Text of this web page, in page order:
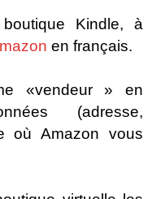
Kindle, à
en français.
«vendeur » en
(adresse,
où Amazon vous